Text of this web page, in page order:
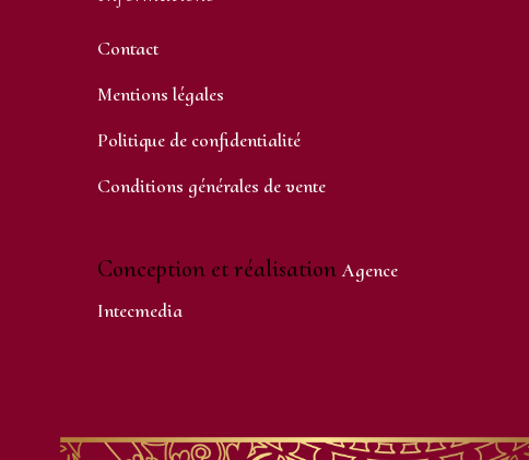
Contact
Mentions légales
Politique de confidentialité
Conditions générales de vente
Conception et réalisationAgence
Intecmedia